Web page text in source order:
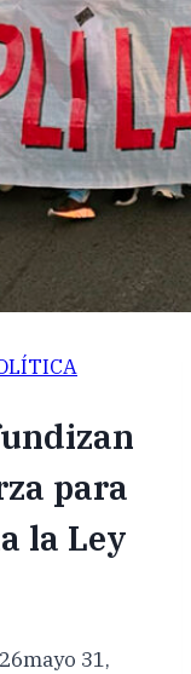
para
la Ley
mayo 31,